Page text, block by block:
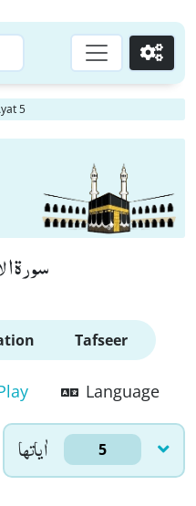
Go
5
سورة
Tafseer
Language
اٰياتها 5